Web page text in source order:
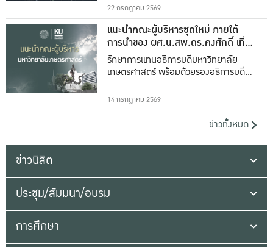
22 กรกฎาคม 2569
แนะนำคณะผู้บริหารชุดใหม่ ภายใต้
การนำของ ผศ.น.สพ.ดร.คงศักดิ์ เที่ยง
ธรรม
รักษาการแทนอธิการบดีมหาวิทยาลัย
เกษตรศาสตร์ พร้อมด้วยรองอธิการบดีทั้ง
14 กรกฎาคม 2569
ข่าวทั้งหมด
ข่าวนิสิต
ประชุม/สัมมนา/อบรม
การศึกษา